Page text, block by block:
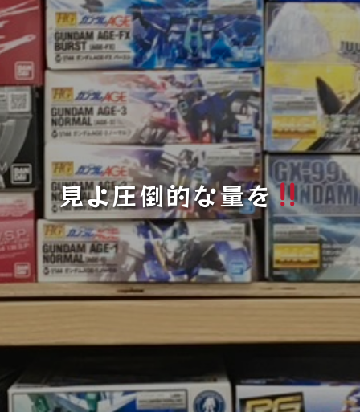
見よ圧倒的な量を